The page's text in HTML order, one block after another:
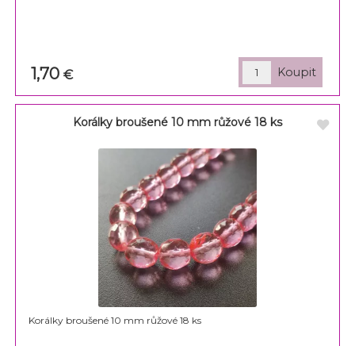
1,70€
Korálky broušené 10 mm růžové 18 ks
Korálky broušené 10 mm růžové 18 ks